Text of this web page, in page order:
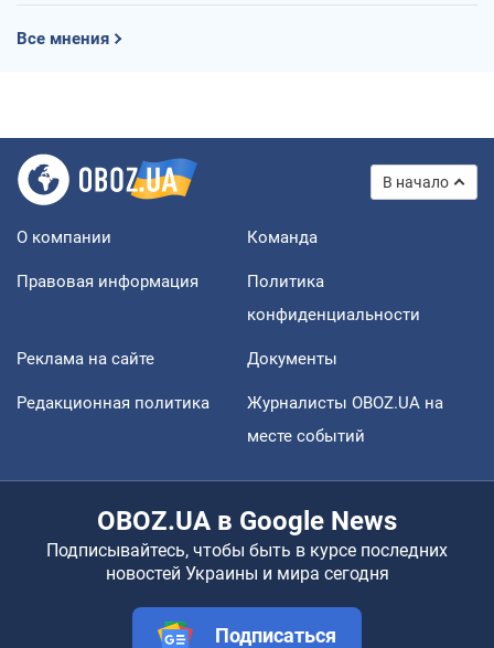
Все мнения
В начало
О компании Команда
Правовая информация
Политика
конфиденциальности
Реклама на сайте Документы
Редакционная политика
Журналисты OBOZ.UA на
месте событий
OBOZ.UA в Google News
Подписывайтесь, чтобы быть в курсе последних
новостей Украины и мира сегодня
Подписаться